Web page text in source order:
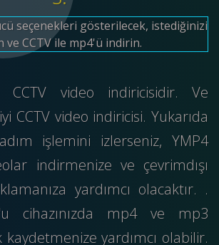
seçenekleri gösterilecek, istediğinizi
ve CCTV ile mp4'ü indirin.
CCTV video indiricisidir. Ve
CCTV video indiricisi. Yukarıda
işlemini izlerseniz, YMP4
indirmenize ve çevrimdışı
yardımcı olacaktır. .
cihazınızda mp4 ve mp3
kaydetmenize yardımcı olabilir.